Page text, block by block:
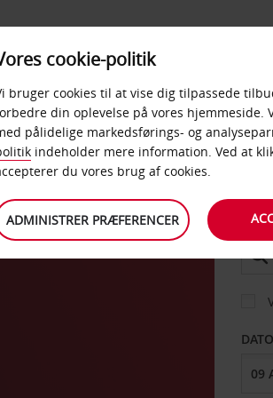
PRODUKTER &
KONTORER
cookie-politik
bruger cookies til at vise dig tilpassede
din oplevelse på vores hjemmeside.
pålidelige markedsførings- og
indeholder mere information. Ved at
du vores brug af cookies.
ADMINISTRER PRÆFERENCER